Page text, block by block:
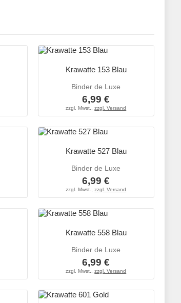
Krawatte 153 Blau
Binder de Luxe
6,99 €
zzgl. Mwst.,zzgl. Versand
Krawatte 527 Blau
Binder de Luxe
6,99 €
zzgl. Mwst.,zzgl. Versand
Krawatte 558 Blau
Binder de Luxe
6,99 €
zzgl. Mwst.,zzgl. Versand